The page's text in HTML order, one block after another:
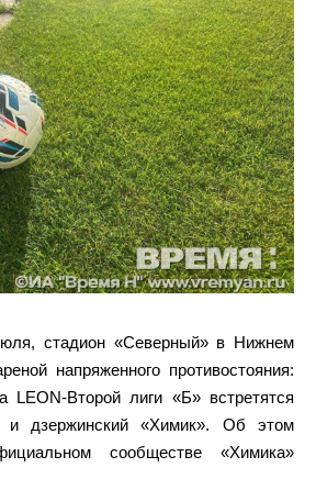
стадион «Северный» в Нижнем
напряженного противостояния:
LEON‑Второй лиги «Б» встретятся
и дзержинский «Химик». Об этом
сообществе «Химика»